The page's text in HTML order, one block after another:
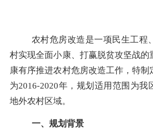
农村危房改造是一项民生工程
村实现全面小康、打赢脱贫攻坚战的
康有序推进农村危房改造工作，特制
为2016-2020年，规划适用范围为我
地外农村区域。
一、规划背景